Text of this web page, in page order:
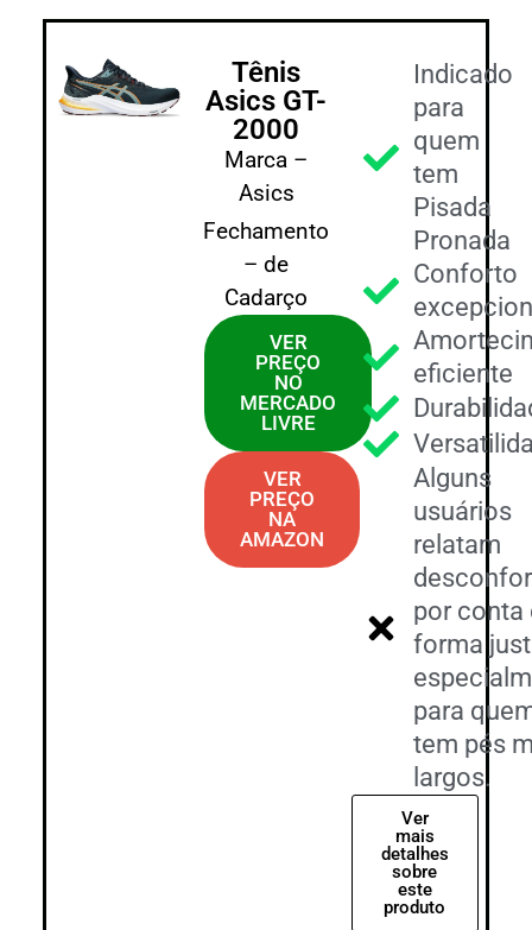
Tênis
Asics GT-
2000
Marca –
Asics
Fechamento
– de
Cadarço
VER
PREÇO
NO
MERCADO
LIVRE
VER
PREÇO
NA
AMAZON
Indicado
para
quem
tem
Pisada
Pronada
Conforto
eficiente
Alguns
usuários
relatam
por conta
forma
para
tem pés
largos.
Ver
mais
detalhes
sobre
este
produto